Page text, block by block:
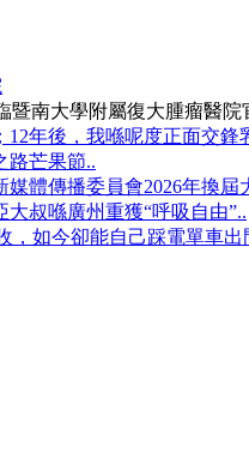
暨南大學附屬復大腫瘤醫院
年後，我喺呢度正面交鋒
路芒果節..
體傳播委員會2026年換屆
叔喺廣州重獲“呼吸自由”..
，如今卻能自己踩電單車出